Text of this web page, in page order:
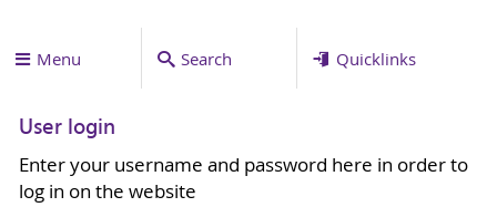
Menu Search Quicklinks
User login
Enter your username and password here in order to
log in on the website